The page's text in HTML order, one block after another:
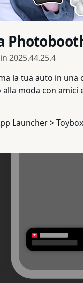
2025.44.25.4
la tua auto in una
moda con amici
Launcher >